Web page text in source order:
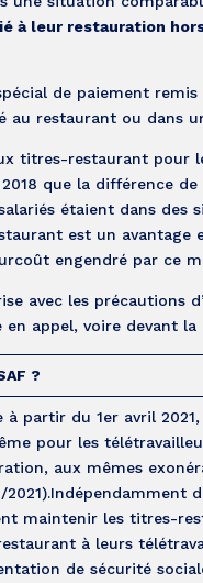
à leur restauration
de paiement remis
restaurant ou dans
titres-restaurant pour
que la différence
étaient dans des
est un
engendré par ce
avec les précautions
appel, voire devant la
?
partir du 1er avril
pour les
aux mêmes
maintenir les titres-
à leurs
de sécurité